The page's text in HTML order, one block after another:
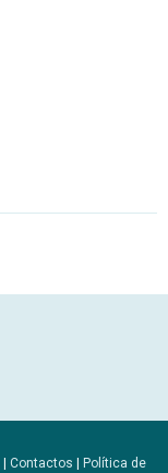
| Contactos | Política de